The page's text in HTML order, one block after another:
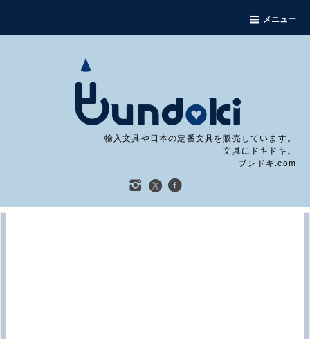
メニュー
輸入文具や日本の定番文具を販売しています。
文具にドキドキ。
ブンドキ.com